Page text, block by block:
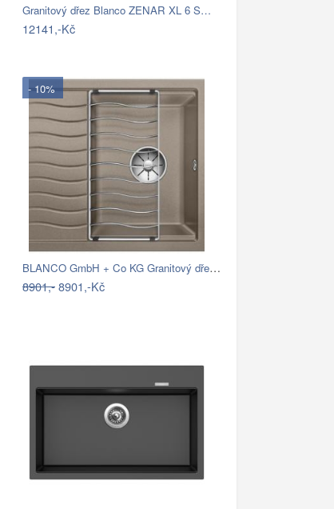
Granitový dřez Blanco ZENAR XL 6 S…
12141,-Kč
- 10%
BLANCO GmbH + Co KG Granitový dřez…
8901,-8901,-Kč